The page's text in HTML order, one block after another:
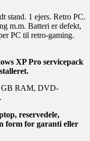
stand. 1 ejers. Retro PC.
m.m. Batteri er defekt,
PC til retro-gaming.
XP Pro servicepack
GB RAM, DVD-
reservedele,
form for garanti eller